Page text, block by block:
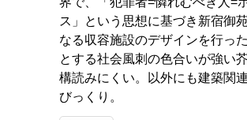
ス」という思想に基づき新宿御
なる収容施設のデザインを行っ
とする社会風刺の色合いが強い
構読みにくい。以外にも建築関
びっくり。